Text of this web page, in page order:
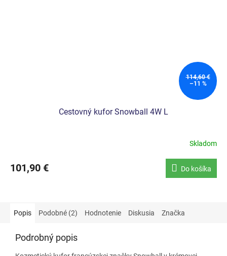
114,60 €
–11 %
Cestovný kufor Snowball 4W L
Skladom
101,90 € Do košíka
Popis Podobné (2) Hodnotenie Diskusia Značka
Podrobný popis